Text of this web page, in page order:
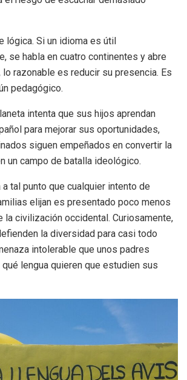
lógica. Si un idioma es útil
se habla en cuatro continentes y abre
razonable es reducir su presencia. Es
pedagógico.
intenta que sus hijos aprendan
para mejorar sus oportunidades,
siguen empeñados en convertir la
un campo de batalla ideológico.
tal punto que cualquier intento de
elijan es presentado poco menos
la civilización occidental. Curiosamente,
la diversidad para casi todo
intolerable que unos padres
lengua quieren que estudien sus